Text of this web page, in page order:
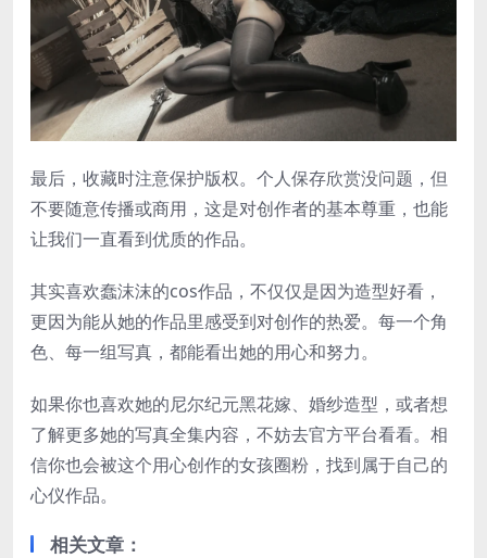
最后，收藏时注意保护版权。个人保存欣赏没问题，但
不要随意传播或商用，这是对创作者的基本尊重，也能
让我们一直看到优质的作品。
其实喜欢蠢沫沫的cos作品，不仅仅是因为造型好看，
更因为能从她的作品里感受到对创作的热爱。每一个角
色、每一组写真，都能看出她的用心和努力。
如果你也喜欢她的尼尔纪元黑花嫁、婚纱造型，或者想
了解更多她的写真全集内容，不妨去官方平台看看。相
信你也会被这个用心创作的女孩圈粉，找到属于自己的
心仪作品。
相关文章：